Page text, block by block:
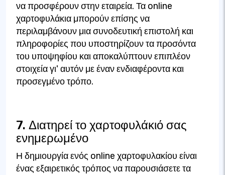
να προσφέρουν στην εταιρεία. Τα online
χαρτοφυλάκια μπορούν επίσης να
περιλαμβάνουν μια συνοδευτική επιστολή και
πληροφορίες που υποστηρίζουν τα προσόντα
του υποψηφίου και αποκαλύπτουν επιπλέον
στοιχεία γι' αυτόν με έναν ενδιαφέροντα και
προσεγμένο τρόπο.
7. Διατηρεί το χαρτοφυλάκιό σας
ενημερωμένο
Η δημιουργία ενός online χαρτοφυλακίου είναι
ένας εξαιρετικός τρόπος να παρουσιάσετε τα